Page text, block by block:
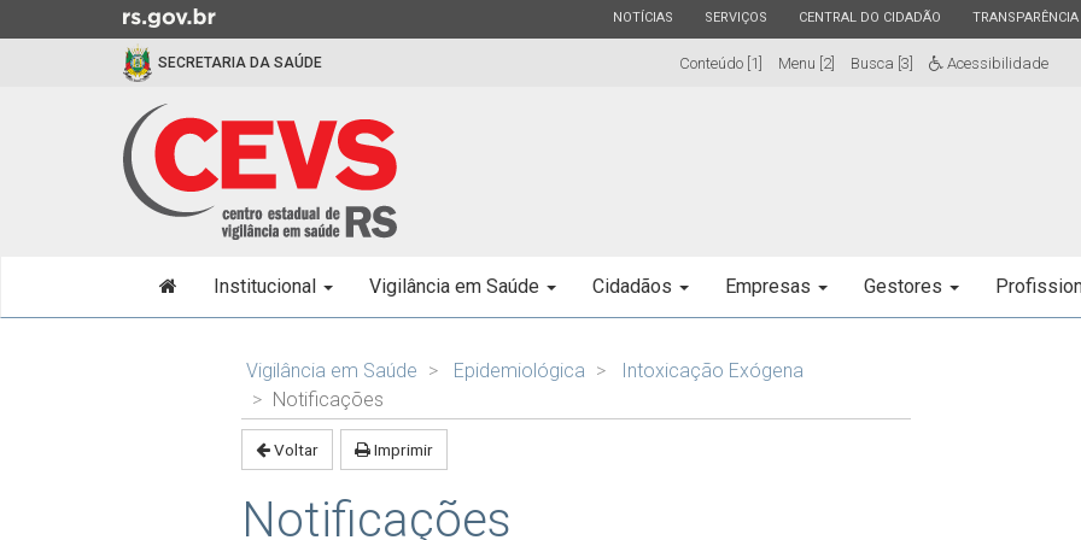
para
ESTADO
NOTÍCIAS ESTADO
SERVIÇOS ESTADO
CENTRAL DO CIDADÃO ESTADO
TRANSPARÊNCIA
SECRETARIA DA SAÚDE Conteúdo [1] Menu [2] Busca [3] Acessibilidade
do
Institucional Vigilância em Saúde Cidadãos Empresas Gestores
Vigilância em Saúde Epidemiológica
Intoxicação Exógena
Notificações
Voltar Imprimir
Notificações